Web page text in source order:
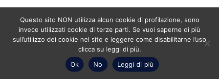
Questo sito NON utilizza alcun cookie di profilazione, sono
invece utilizzati cookie di terze parti. Se vuoi saperne di più
sull’utilizzo dei cookie nel sito e leggere come disabilitarne l’uso
clicca su leggi di più.
Ok
No Leggi di più